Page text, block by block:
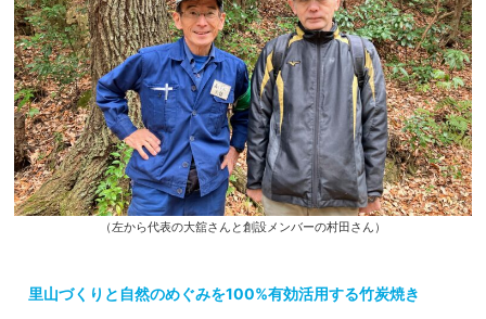
（左から代表の大舘さんと創設メンバーの村田さん）
里山づくりと自然のめぐみを100%有効活用する竹炭焼き